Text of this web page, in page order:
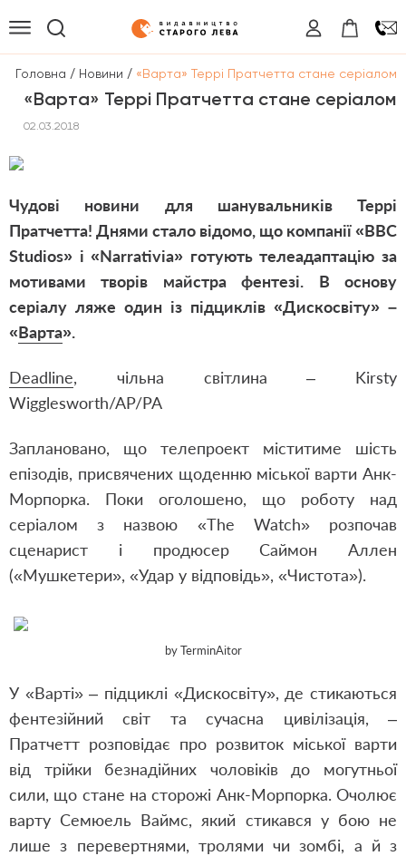
Головна / Новини / «Варта» Террі Пратчетта стане серіалом
«Варта» Террі Пратчетта стане серіалом
02.03.2018
Чудові новини для шанувальників Террі
Пратчетта! Днями стало відомо, що компанії «BBC
Studios» і «Narrativia» готують телеадаптацію за
мотивами творів майстра фентезі. В основу
серіалу ляже один із підциклів «Дискосвіту» –
«Варта».
Deadline, чільна світлина – Kirsty
Wigglesworth/AP/PA
Заплановано, що телепроект міститиме шість
епізодів, присвячених щоденню міської варти Анк-
Морпорка. Поки оголошено, що роботу над
серіалом з назвою «The Watch» розпочав
сценарист і продюсер Саймон Аллен
(«Мушкетери», «Удар у відповідь», «Чистота»).
by TerminAitor
У «Варті» – підциклі «Дискосвіту», де стикаються
фентезійний світ та сучасна цивілізація, –
Пратчетт розповідає про розвиток міської варти
від трійки безнадійних чоловіків до могутньої
сили, що стане на сторожі Анк-Морпорка. Очолює
варту Семюель Ваймс, який стикався у бою не
лише з перевертнями, тролями чи зомбі, а й з